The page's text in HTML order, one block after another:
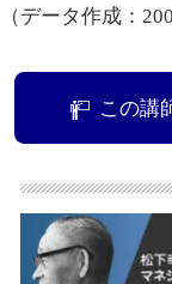
（データ作成：
この講